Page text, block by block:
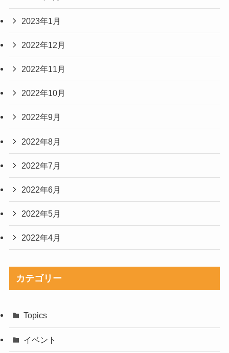
2023年1月
2022年12月
2022年11月
2022年10月
2022年9月
2022年8月
2022年7月
2022年6月
2022年5月
2022年4月
カテゴリー
Topics
イベント